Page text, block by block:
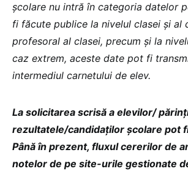
școlare nu intră în categoria datelor
fi făcute publice la nivelul clasei și al
profesoral al clasei, precum și la
caz extrem, aceste date pot fi
intermediul carnetului de elev.
La solicitarea scrisă a elevilor/
rezultatele/candidaților școlare pot
Până în prezent, fluxul cererilor de
notelor de pe site-urile gestionate